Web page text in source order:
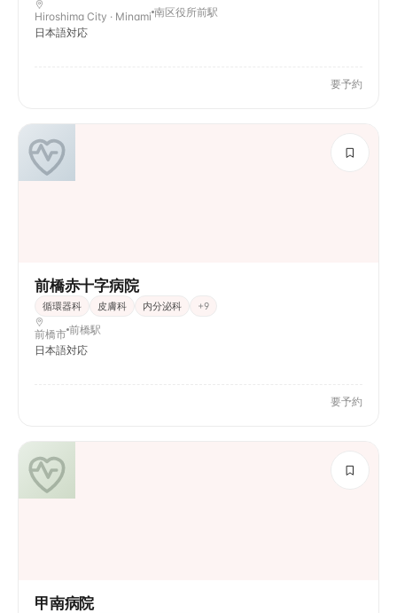
Hiroshima City · Minami 南区役所前駅
日本語対応
要予約
前橋赤十字病院
循環器科 皮膚科 内分泌科 +9
前橋市 前橋駅
日本語対応
要予約
甲南病院